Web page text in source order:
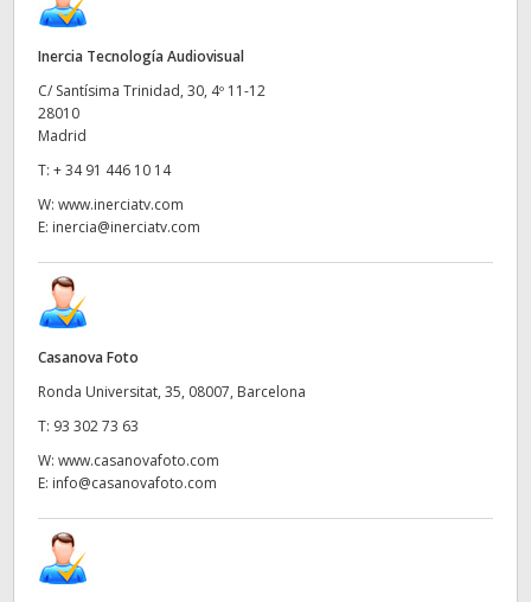
Inercia Tecnología Audiovisual
C/ Santísima Trinidad, 30, 4º 11-12
28010
Madrid
T: + 34 91 446 10 14
W: www.inerciatv.com
E: inercia@inerciatv.com
Casanova Foto
Ronda Universitat, 35, 08007, Barcelona
T: 93 302 73 63
W: www.casanovafoto.com
E: info@casanovafoto.com